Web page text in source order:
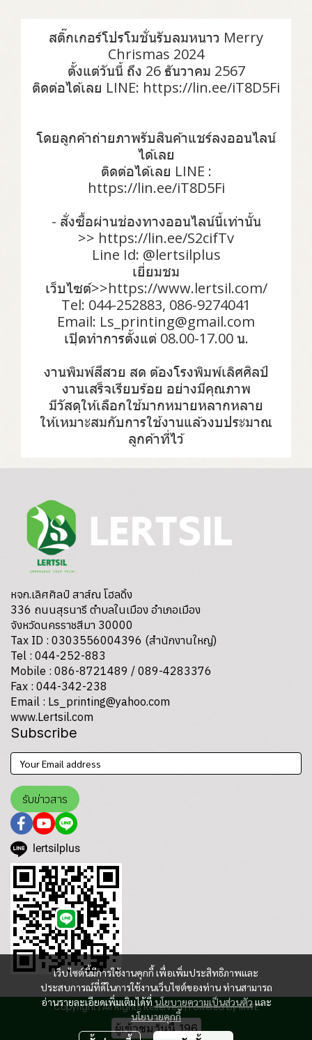
สติ๊กเกอร์โปรโมชั่นรับลมหนาว Merry
Chrismas 2024
ตั้งแต่วันนี้ ถึง 26 ธันวาคม 2567
ติดต่อได้เลย LINE: https://lin.ee/iT8D5Fi
โดยลูกค้าถ่ายภาพรับสินค้าแชร์ลงออนไลน์
ได้เลย
ติดต่อได้เลย LINE :
https://lin.ee/iT8D5Fi
- สั่งซื้อผ่านช่องทางออนไลน์นี้เท่านั้น
>> https://lin.ee/S2cifTv
Line Id: @lertsilplus
เยี่ยมชม
เว็บไซต์>>https://www.lertsil.com/
Tel: 044-252883, 086-9274041
Email: Ls_printing@gmail.com
เปฺิดทำการตั้งแต่ 08.00-17.00 น.
งานพิมพ์สีสวย สด ต้องโรงพิมพ์เลิศศิลป์
งานเสร็จเรียบร้อย อย่างมีคุณภาพ
มีวัสดุให้เลือกใช้มากหมายหลากหลาย
ให้เหมาะสมกับการใช้งานแล้วงบประมาณ
ลูกค้าที่ไว้
เว็บไซต์นี้มีการใช้งานคุกกี้ เพื่อเพิ่มประสิทธิภาพและ
ประสบการณ์ที่ดีในการใช้งานเว็บไซต์ของท่าน ท่านสามารถ
อ่านรายละเอียดเพิ่มเติมได้ที่ นโยบายความเป็นส่วนตัว และ
นโยบายคุกกี้
หจก.เลิศศิลป์ สาส์ณ โฮลดิ้ง
336 ถนนสุรนารี ตำบลในเมือง อำเภอเมือง
จังหวัดนครราชสีมา 30000
Tax ID : 0303556004396 (สำนักงานใหญ่)
Tel : 044-252-883
Mobile : 086-8721489 / 089-4283376
Fax : 044-342-238
Email : Ls_printing@yahoo.com
www.Lertsil.com
Subscribe
รับข่าวสาร
lertsilplus
Copyright | All Rights Reserved | Powered by MWE
ผู้เข้าชมวันนี้196